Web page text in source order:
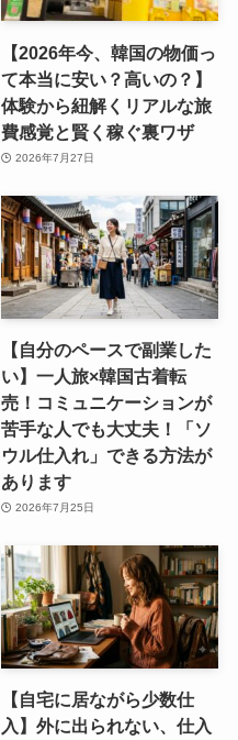
【2026年今、韓国の物価っ
て本当に安い？高いの？】
体験から紐解くリアルな旅
費感覚と賢く稼ぐ裏ワザ
2026年7月27日
【自分のペースで副業した
い】一人旅×韓国古着転
売！コミュニケーションが
苦手な人でも大丈夫！「ソ
ウル仕入れ」できる方法が
あります
2026年7月25日
【自宅に居ながら少数仕
入】外に出られない、仕入